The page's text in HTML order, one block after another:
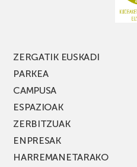
ZERGATIK EUSKADI
PARKEA
CAMPUSA
ESPAZIOAK
ZERBITZUAK
ENPRESAK
HARREMANETARAKO